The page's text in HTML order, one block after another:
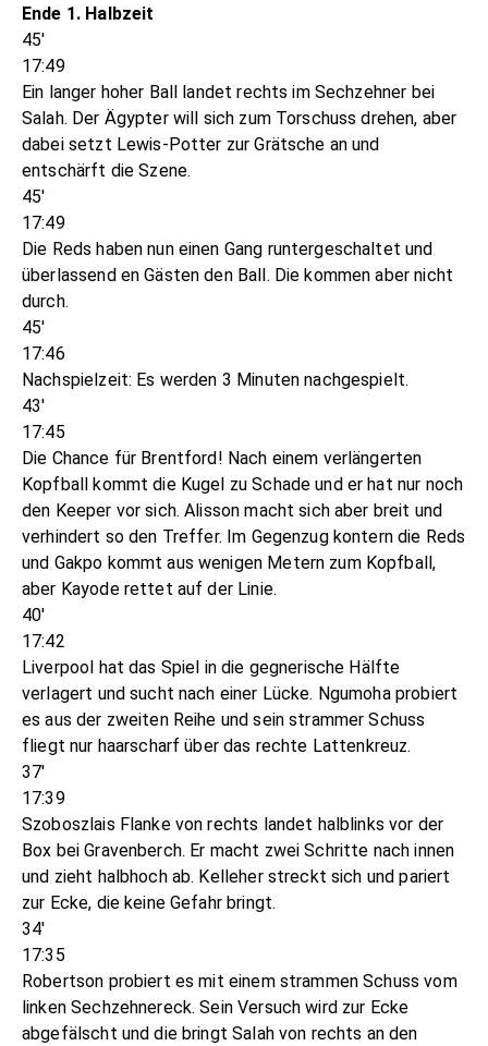
Ende 1. Halbzeit
45'
17:49
Ein langer hoher Ball landet rechts im Sechzehner bei
Salah. Der Ägypter will sich zum Torschuss drehen, aber
dabei setzt Lewis-Potter zur Grätsche an und
entschärft die Szene.
45'
17:49
Die Reds haben nun einen Gang runtergeschaltet und
überlassend en Gästen den Ball. Die kommen aber nicht
durch.
45'
17:46
Nachspielzeit: Es werden 3 Minuten nachgespielt.
43'
17:45
Die Chance für Brentford! Nach einem verlängerten
Kopfball kommt die Kugel zu Schade und er hat nur noch
den Keeper vor sich. Alisson macht sich aber breit und
verhindert so den Treffer. Im Gegenzug kontern die Reds
und Gakpo kommt aus wenigen Metern zum Kopfball,
aber Kayode rettet auf der Linie.
40'
17:42
Liverpool hat das Spiel in die gegnerische Hälfte
verlagert und sucht nach einer Lücke. Ngumoha probiert
es aus der zweiten Reihe und sein strammer Schuss
fliegt nur haarscharf über das rechte Lattenkreuz.
37'
17:39
Szoboszlais Flanke von rechts landet halblinks vor der
Box bei Gravenberch. Er macht zwei Schritte nach innen
und zieht halbhoch ab. Kelleher streckt sich und pariert
zur Ecke, die keine Gefahr bringt.
34'
17:35
Robertson probiert es mit einem strammen Schuss vom
linken Sechzehnereck. Sein Versuch wird zur Ecke
abgefälscht und die bringt Salah von rechts an den